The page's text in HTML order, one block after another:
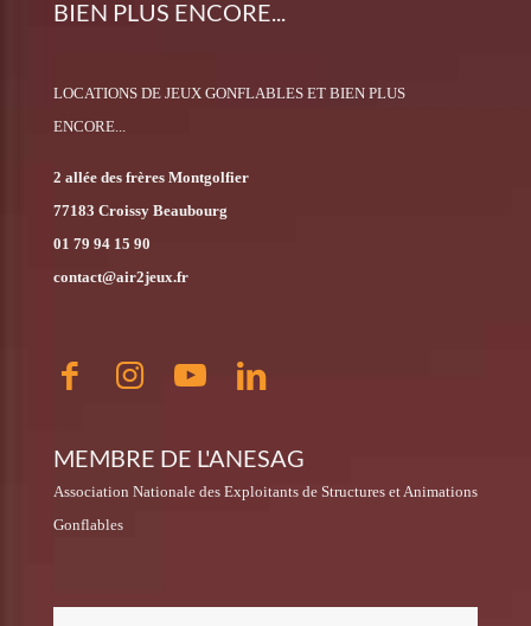
BIEN PLUS ENCORE...
LOCATIONS DE JEUX GONFLABLES ET BIEN PLUS
ENCORE...
2 allée des frères Montgolfier
77183 Croissy Beaubourg
01 79 94 15 90
contact@air2jeux.fr
MEMBRE DE L'ANESAG
Association Nationale des Exploitants de Structures et Animations
Gonflables